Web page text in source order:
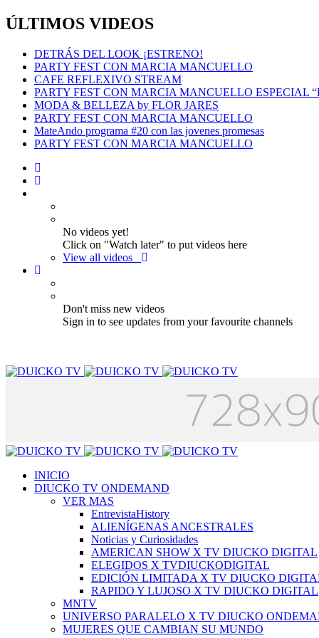
ÚLTIMOS VIDEOS
DETRÁS DEL LOOK ¡ESTRENO!
PARTY FEST CON MARCIA MANCUELLO
CAFE REFLEXIVO STREAM
PARTY FEST CON MARCIA MANCUELLO ESPECIAL
MODA & BELLEZA by FLOR JARES
PARTY FEST CON MARCIA MANCUELLO
MateAndo programa #20 con las jovenes promesas
PARTY FEST CON MARCIA MANCUELLO
No videos yet!
Click on "Watch later" to put videos here
View all videos
Don't miss new videos
Sign in to see updates from your favourite channels
INICIO
DIUCKO TV ONDEMAND
VER MAS
EntrevistaHistory
ALIENÍGENAS ANCESTRALES
Noticias y Curiosidades
AMERICAN SHOW X TV DIUCKO DIGITAL
ELEGIDOS X TVDIUCKODIGITAL
EDICIÓN LIMITADA X TV DIUCKO
RAPIDO Y LUJOSO X TV DIUCKO DIGITAL
MNTV
UNIVERSO PARALELO X TV DIUCKO
MUJERES QUE CAMBIAN SU MUNDO